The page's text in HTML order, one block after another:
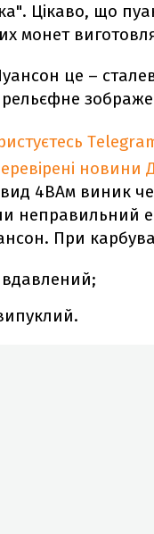
Цікаво, що
монет
це –
новини
вид 4ВАм виник
неправильний
При
вдавлений;